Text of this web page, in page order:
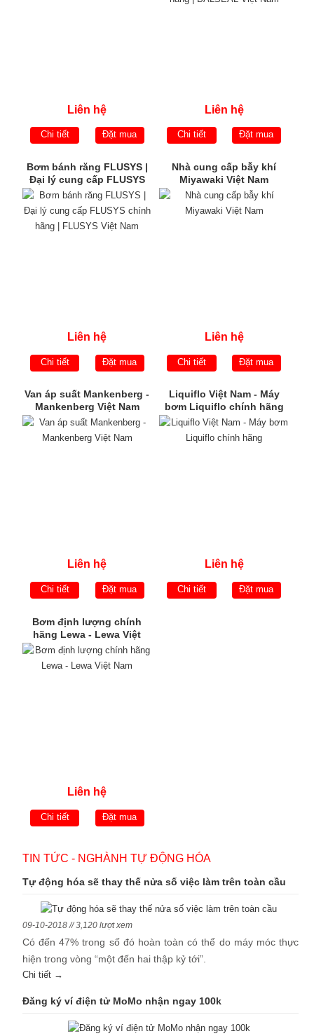
Liên hệ
Chi tiết Đặt mua
Liên hệ
Chi tiết Đặt mua
Bơm bánh răng FLUSYS |
Đại lý cung cấp FLUSYS
chính hãng | FLUSYS Việt
Nam
Liên hệ
Chi tiết Đặt mua
Nhà cung cấp bẫy khí
Miyawaki Việt Nam
Liên hệ
Chi tiết Đặt mua
Van áp suất Mankenberg -
Mankenberg Việt Nam
Liên hệ
Chi tiết Đặt mua
Liquiflo Việt Nam - Máy
bơm Liquiflo chính hãng
Liên hệ
Chi tiết Đặt mua
Bơm định lượng chính
hãng Lewa - Lewa Việt
Nam
Liên hệ
Chi tiết Đặt mua
TIN TỨC - NGHÀNH TỰ ĐỘNG HÓA
Tự động hóa sẽ thay thế nửa số việc làm trên toàn cầu
09-10-2018 // 3,120 lượt xem
Có đến 47% trong số đó hoàn toàn có thể do máy móc thực
hiện trong vòng “một đến hai thập kỷ tới”.
Chi tiết →
Đăng ký ví điện tử MoMo nhận ngay 100k